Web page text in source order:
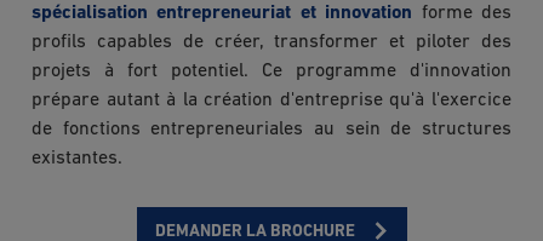
spécialisation entrepreneuriat et innovation forme des
profils capables de créer, transformer et piloter des
projets à fort potentiel. Ce programme d'innovation
prépare autant à la création d'entreprise qu'à l'exercice
de fonctions entrepreneuriales au sein de structures
existantes.
DEMANDER LA BROCHURE